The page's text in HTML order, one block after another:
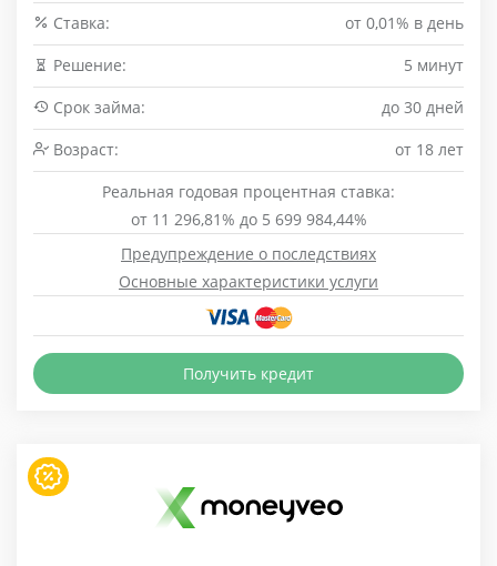
Cтавка:
от 0,01% в день
Решение:
5 минут
Срок займа:
до 30 дней
Возраст:
от 18 лет
Реальная годовая процентная ставка:
от 11 296,81% до 5 699 984,44%
Предупреждение о последствиях
Основные характеристики услуги
Получить кредит